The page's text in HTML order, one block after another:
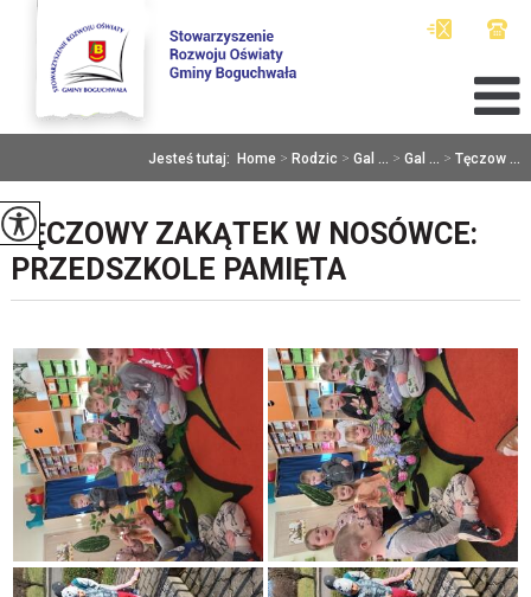
Jesteś tutaj: Home > Rodzic > Gal ... > Gal ... > Tęczow ...
TĘCZOWY ZAKĄTEK W NOSÓWCE:
PRZEDSZKOLE PAMIĘTA